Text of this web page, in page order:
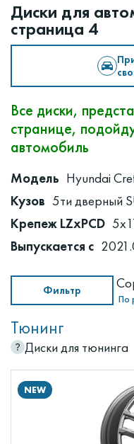
Диски для
страница 4
Все диски,
странице,
автомобиль
Модель Hyundai
Кузов 5ти дверный
Крепеж LZxPCD
Выпускается с
Фильтр
По
Тюнинг
Диски для тюнинга
NEW